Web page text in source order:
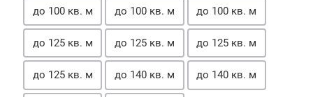
до 100 кв. м до 100 кв. м до 100 кв. м
до 125 кв. м до 125 кв. м до 125 кв. м
до 125 кв. м до 140 кв. м до 140 кв. м